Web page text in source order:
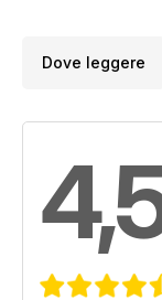
Dove leggere